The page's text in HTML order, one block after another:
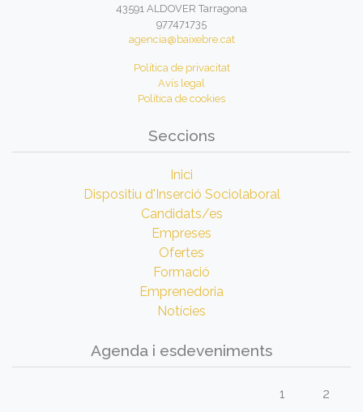
43591 ALDOVER Tarragona
977471735
agencia@baixebre.cat
Política de privacitat
Avís legal
Política de cookies
Seccions
Inici
Dispositiu d'Inserció Sociolaboral
Candidats/es
Empreses
Ofertes
Formació
Emprenedoria
Notícies
Agenda i esdeveniments
1
2